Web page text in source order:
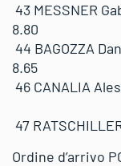
43
8.80
44
8.65
46
47
Ordine d’arrivo